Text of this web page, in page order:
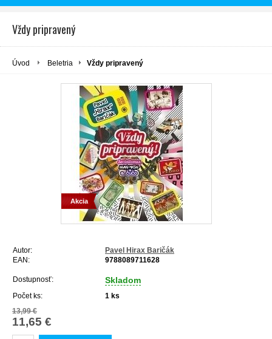
Vždy pripravený
Úvod Beletria Vždy pripravený
Akcia
Autor:
Pavel Hirax Baričák
EAN:
9788089711628
Dostupnosť: Skladom
Počet ks: 1 ks
13,99 €
11,65 €